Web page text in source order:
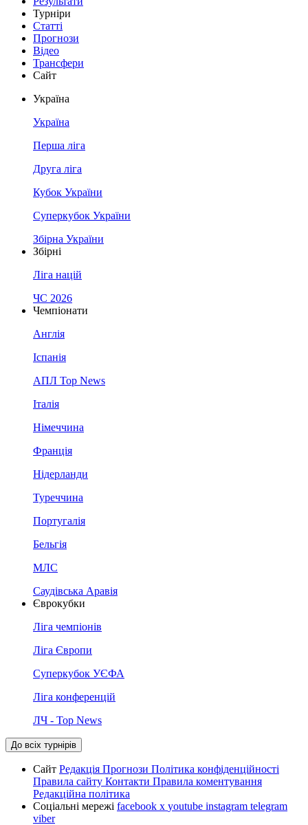
Турніри
Статті
Прогнози
Відео
Трансфери
Сайт
Україна
Україна
Перша ліга
Друга ліга
Кубок України
Суперкубок України
Збірна України
Збірні
Ліга націй
ЧС 2026
Чемпіонати
Англія
Іспанія
АПЛ Top News
Італія
Німеччина
Франція
Нідерланди
Туреччина
Португалія
Бельгія
МЛС
Саудівська Аравія
Єврокубки
Ліга чемпіонів
Ліга Європи
Суперкубок УЄФА
Ліга конференцій
ЛЧ - Top News
До всіх турнірів
Сайт Редакція Прогнози Політика конфіденційності
Правила сайту Контакти Правила коментування
Редакційна політика
Соціальні мережі facebook x youtube instagram telegram
viber